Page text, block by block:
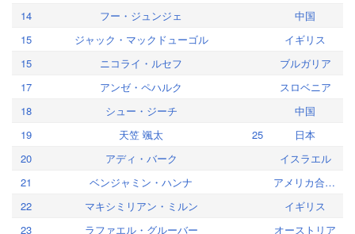
14
フー・ジュンジェ
中国
15
ジャック・マックドューゴル
イギリス
15
ニコライ・ルセフ
ブルガリア
17
アンゼ・ペハルク
スロベニア
18
シュー・ジーチ
中国
19
天笠 颯太 25
日本
20
アディ・バーク
イスラエル
21
ベンジャミン・ハンナ
アメリカ合衆国
22
マキシミリアン・ミルン
イギリス
23
ラファエル・グルーバー
オーストリア